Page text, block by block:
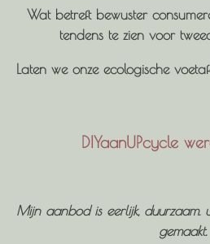
Wat betreft bewuster
tendens te zien voor
Laten we onze ecologische
DIYaanUPcycle
Mijn aanbod is eerlijk, duurzaam.
gemaakt.